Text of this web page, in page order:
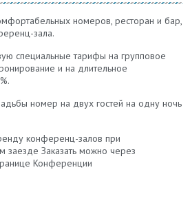
номеров, ресторан и бар,
зала.
специальные тарифы на групповое
и на длительное
номер на двух гостей на одну ночь
конференц-залов при
Заказать можно через
Конференции